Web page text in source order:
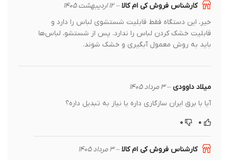
کارشناس فروش کی ام کالا– ۱۲ اردیبهشت ۱۴۰۵
خیر، این دستگاه فقط قابلیت شستشوی لباس را دارد و
قابلیت خشک کردن لباس را ندارد. پس از شستشو، لباس‌ها
باید به روش معمول آبگیری و خشک شوند.
میلاد داوودی– ۳ مرداد ۱۴۰۵
آیا با برق ایران سازگاری داره یا نیاز به تبدیل داره؟
کارشناس فروش کی ام کالا– ۳ مرداد ۱۴۰۵